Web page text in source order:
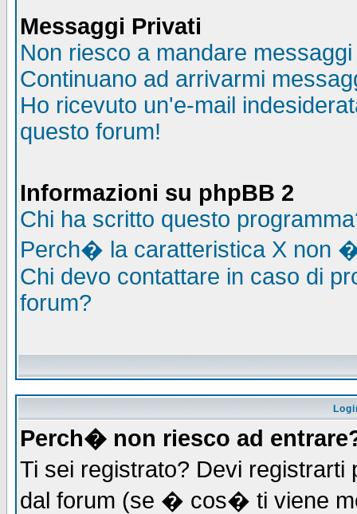
Messaggi Privati
Non riesco a mandare
Continuano ad arrivarmi
Ho ricevuto un'e-mail
questo forum!
Informazioni su phpBB 2
Chi ha scritto questo
Perch� la caratteristica X non
Chi devo contattare in caso di
forum?
Perch� non riesco ad
Ti sei registrato? Devi registrarti
dal forum (se � cos� ti viene